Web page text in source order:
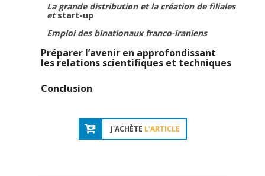
La grande distribution et la création de filiales
etstart-up
Emploi des binationaux franco-iraniens
Préparer l’avenir en approfondissant
les relations scientifiques et techniques
Conclusion
J'ACHÈTE L'ARTICLE